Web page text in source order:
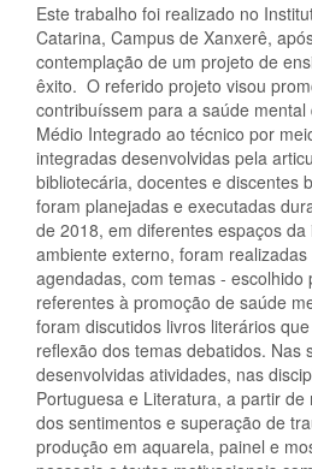
Este trabalho foi realizado no
Catarina, Campus de Xanxerê,
contemplação de um projeto de
êxito. O referido projeto visou
contribuíssem para a saúde mental
Médio Integrado ao técnico por
integradas desenvolvidas pela
bibliotecária, docentes e discentes
foram planejadas e executadas
de 2018, em diferentes espaços da
ambiente externo, foram
agendadas, com temas - escolhido
referentes à promoção de saúde
foram discutidos livros literários
reflexão dos temas debatidos. Nas
desenvolvidas atividades, nas
Portuguesa e Literatura, a partir
dos sentimentos e superação de
produção em aquarela, painel e